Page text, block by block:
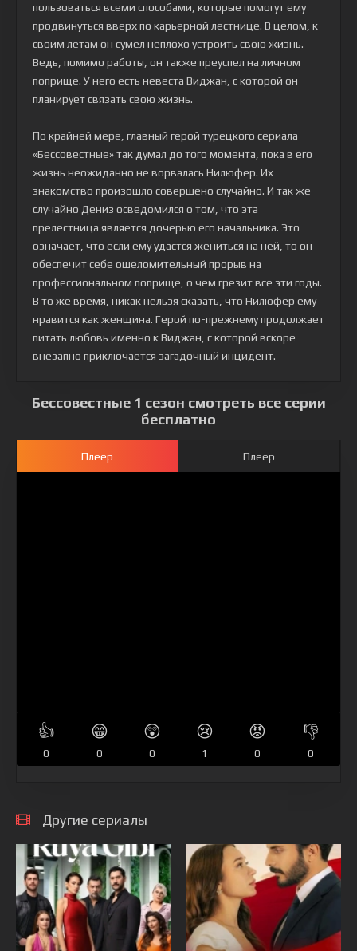
пользоваться всеми способами, которые помогут ему
продвинуться вверх по карьерной лестнице. В целом, к
своим летам он сумел неплохо устроить свою жизнь.
Ведь, помимо работы, он также преуспел на личном
поприще. У него есть невеста Виджан, с которой он
планирует связать свою жизнь.
По крайней мере, главный герой турецкого сериала
«Бессовестные» так думал до того момента, пока в его
жизнь неожиданно не ворвалась Нилюфер. Их
знакомство произошло совершено случайно. И так же
случайно Дениз осведомился о том, что эта
прелестница является дочерью его начальника. Это
означает, что если ему удастся жениться на ней, то он
обеспечит себе ошеломительный прорыв на
профессиональном поприще, о чем грезит все эти годы.
В то же время, никак нельзя сказать, что Нилюфер ему
нравится как женщина. Герой по-прежнему продолжает
питать любовь именно к Виджан, с которой вскоре
внезапно приключается загадочный инцидент.
Бессовестные 1 сезон смотреть все серии
бесплатно
Плеер Плеер
👍
0
😁
0
😲
0
😢
1
😡
0
👎
0
Другие сериалы